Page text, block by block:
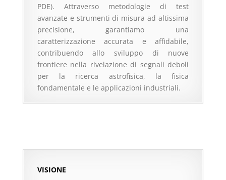
PDE). Attraverso metodologie di test
avanzate e strumenti di misura ad altissima
precisione, garantiamo una
caratterizzazione accurata e affidabile,
contribuendo allo sviluppo di nuove
frontiere nella rivelazione di segnali deboli
per la ricerca astrofisica, la fisica
fondamentale e le applicazioni industriali.
VISIONE